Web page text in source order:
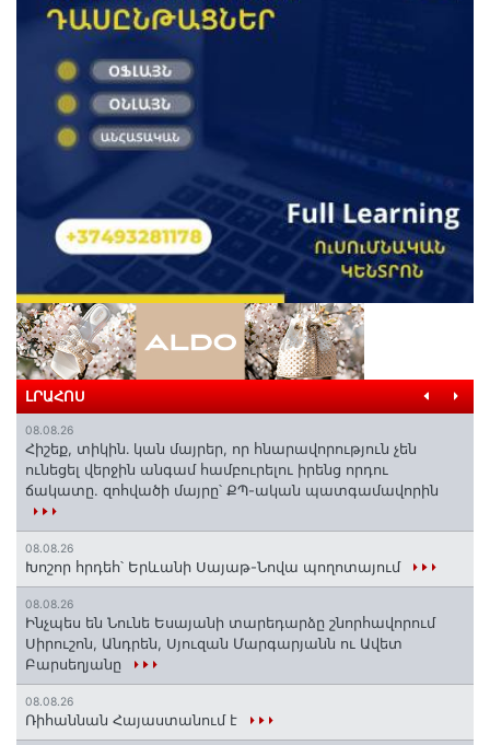
ԼՐԱՀՈՍ
08.08.26
Հիշեք, տիկին․ կան մայրեր, որ հնարավորություն չեն
ունեցել վերջին անգամ համբուրելու իրենց որդու
ճակատը. զոհվածի մայրը՝ ՔՊ-ական պատգամավորին
08.08.26
Խոշոր հրդեհ՝ Երևանի Սայաթ-Նովա պողոտայում
08.08.26
Ինչպես են Նունե Եսայանի տարեդարձը շնորհավորում
Սիրուշոն, Անդրեն, Սյուզան Մարգարյանն ու Ավետ
Բարսեղյանը
08.08.26
Ռիհաննան Հայաստանում է